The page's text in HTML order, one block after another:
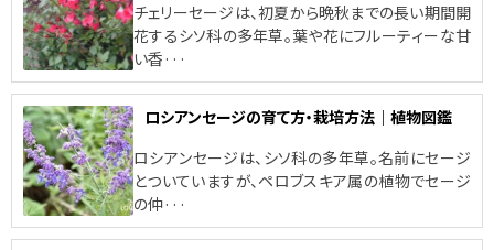
チェリーセージは、初夏から晩秋までの長い期間開
花するシソ科の多年草。葉や花にフルーティーな甘
い香···
ロシアンセージの育て方・栽培方法｜植物図鑑
ロシアンセージは、シソ科の多年草。名前にセージ
とついていますが、ペロブスキア属の植物でセージ
の仲···